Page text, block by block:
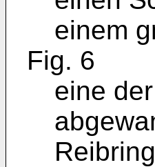
einem
Fig. 6
eine